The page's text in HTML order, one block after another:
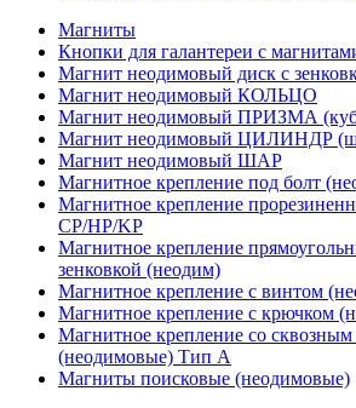
Магниты
Кнопки для галантереи с
Магнит неодимовый диск с
Магнит неодимовый КОЛЬЦО
Магнит неодимовый ПРИЗМА
Магнит неодимовый ЦИЛИНДР
Магнит неодимовый ШАР
Магнитное крепление под болт
Магнитное крепление
CP/HP/KP
Магнитное крепление
зенковкой (неодим)
Магнитное крепление с винтом
Магнитное крепление с крючком
Магнитное крепление со сквозным
(неодимовые) Тип А
Магниты поисковые (неодимовые)